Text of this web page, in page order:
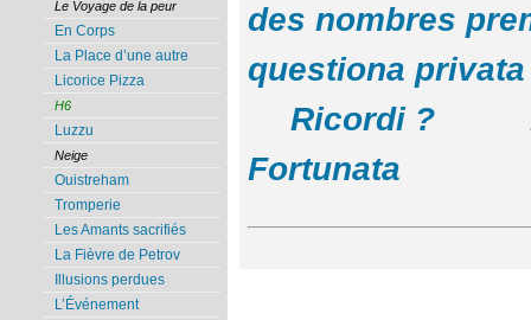
des nombres
questiona privata
Ricordi ?
Fortunata
Le Voyage de la peur
En Corps
La Place d’une autre
Licorice Pizza
H6
Luzzu
Neige
Ouistreham
Tromperie
Les Amants sacrifiés
La Fièvre de Petrov
Illusions perdues
L’Événement